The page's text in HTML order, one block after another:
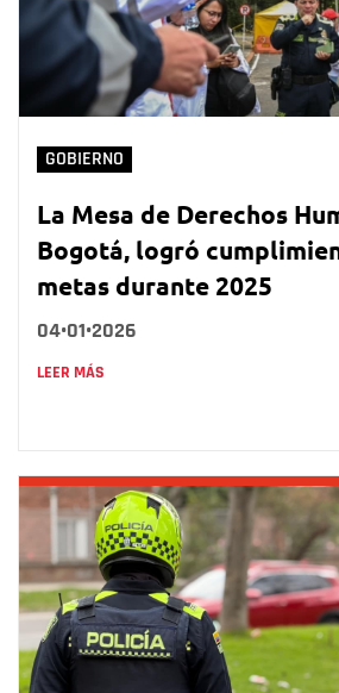
GOBIERNO
La Mesa de Derechos
Bogotá, logró
metas durante 2025
04•01•2026
LEER MÁS